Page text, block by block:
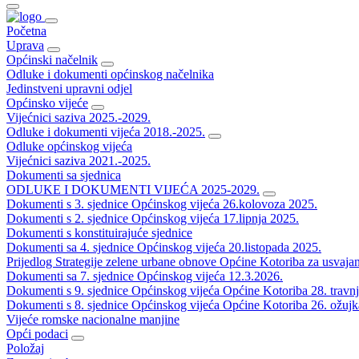
Početna
Uprava
Općinski načelnik
Odluke i dokumenti općinskog načelnika
Jedinstveni upravni odjel
Općinsko vijeće
Vijećnici saziva 2025.-2029.
Odluke i dokumenti vijeća 2018.-2025.
Odluke općinskog vijeća
Vijećnici saziva 2021.-2025.
Dokumenti sa sjednica
ODLUKE I DOKUMENTI VIJEĆA 2025-2029.
Dokumenti s 3. sjednice Općinskog vijeća 26.kolovoza 2025.
Dokumenti s 2. sjednice Općinskog vijeća 17.lipnja 2025.
Dokumenti s konstituirajuće sjednice
Dokumenti sa 4. sjednice Općinskog vijeća 20.listopada 2025.
Prijedlog Strategije zelene urbane obnove Općine Kotoriba za
Dokumenti sa 7. sjednice Općinskog vijeća 12.3.2026.
Dokumenti s 9. sjednice Općinskog vijeća Općine Kotoriba 28.
Dokumenti s 8. sjednice Općinskog vijeća Općine Kotoriba 26.
Vijeće romske nacionalne manjine
Opći podaci
Položaj